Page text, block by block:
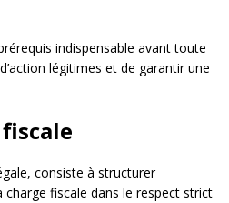
indispensable avant toute
légitimes et de garantir une
consiste à structurer
fiscale dans le respect strict